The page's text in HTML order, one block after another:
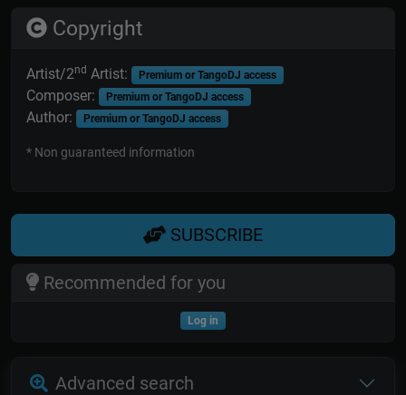
Copyright
Artist/2nd Artist: Premium or TangoDJ access
Composer: Premium or TangoDJ access
Author: Premium or TangoDJ access
* Non guaranteed information
SUBSCRIBE
Recommended for you
Log in
Advanced search